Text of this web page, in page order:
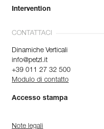
Intervention
CONTATTACI
Dinamiche Verticali
info@petzl.it
+39 011 27 32 500
Modulo di contatto
Accesso stampa
Note legali